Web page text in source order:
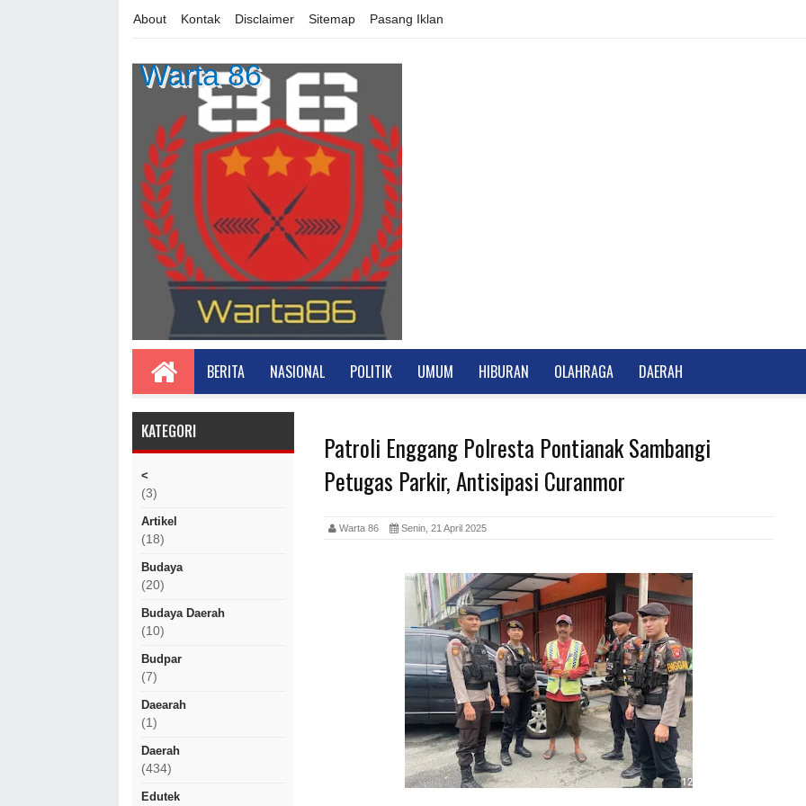
About Kontak Disclaimer Sitemap Pasang Iklan
Warta 86
BERITA NASIONAL POLITIK UMUM HIBURAN OLAHRAGA DAERAH
KATEGORI
<
(3)
Artikel
(18)
Budaya
(20)
Budaya Daerah
(10)
Budpar
(7)
Daearah
(1)
Daerah
(434)
Edutek
Patroli Enggang Polresta Pontianak Sambangi
Petugas Parkir, Antisipasi Curanmor
Warta 86 Senin, 21 April 2025